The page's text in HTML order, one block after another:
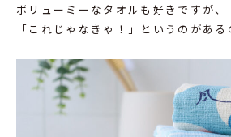
ボリューミーなタオルも好きですが、
「これじゃなきゃ！」というのがある